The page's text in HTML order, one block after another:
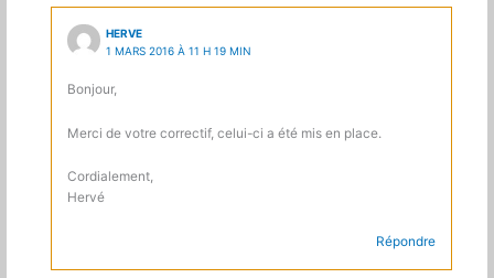
HERVE
1 MARS 2016 À 11 H 19 MIN
Bonjour,
Merci de votre correctif, celui-ci a été mis en place.
Cordialement,
Hervé
Répondre